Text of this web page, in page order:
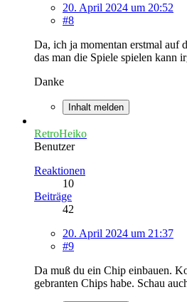
20. April 2024 um 20:52
#8
Da, ich ja momentan erstmal auf
das man die Spiele spielen kann
Danke
Inhalt melden
RetroHeiko
Benutzer
Reaktionen
10
Beiträge
42
20. April 2024 um 21:37
#9
Da muß du ein Chip einbauen.
gebranten Chips habe. Schau